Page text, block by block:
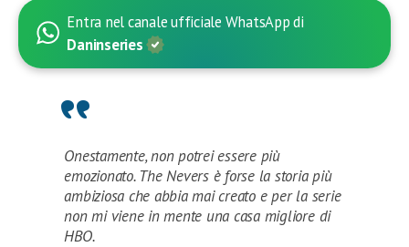
Entra nel canale ufficiale WhatsApp di
Daninseries
Onestamente, non potrei essere più
emozionato. The Nevers è forse la storia più
ambiziosa che abbia mai creato e per la serie
non mi viene in mente una casa migliore di
HBO.